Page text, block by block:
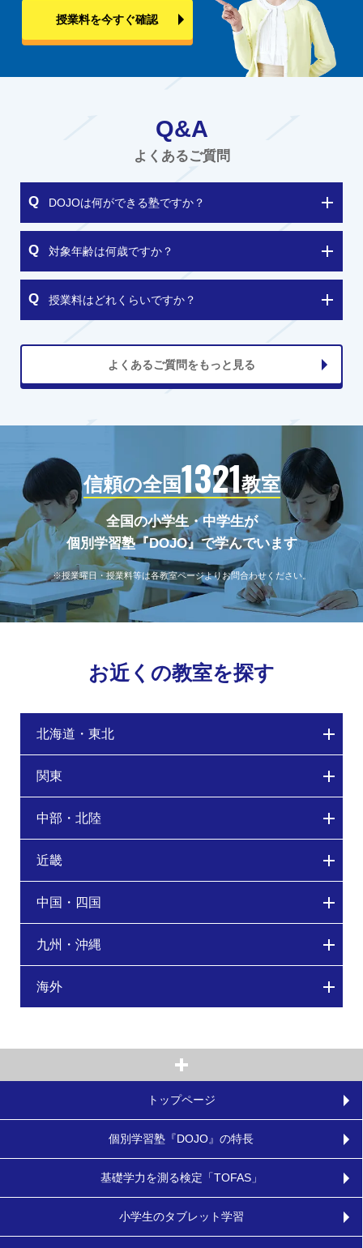
授業料を今すぐ確認
Q&A
よくあるご質問
DOJOは何ができる塾ですか？
対象年齢は何歳ですか？
授業料はどれくらいですか？
よくあるご質問をもっと見る
信頼の全国1321教室
全国の小学生・中学生が
個別学習塾『DOJO』で学んでいます
※授業曜日・授業料等は各教室ページよりお問合わせください。
お近くの教室を探す
北海道・東北
関東
中部・北陸
近畿
中国・四国
九州・沖縄
海外
トップページ
個別学習塾『DOJO』の特長
基礎学力を測る検定「TOFAS」
小学生のタブレット学習